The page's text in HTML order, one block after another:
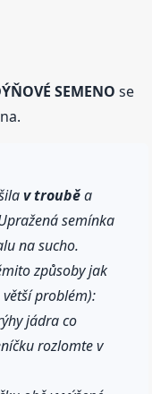
SEMENO se
v trouběa
semínka
na sucho.
způsoby jak
větší problém):
jádra co
rozlomte v